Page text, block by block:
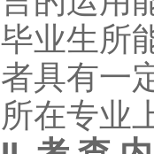
毕业生所
者具有一
所在专业